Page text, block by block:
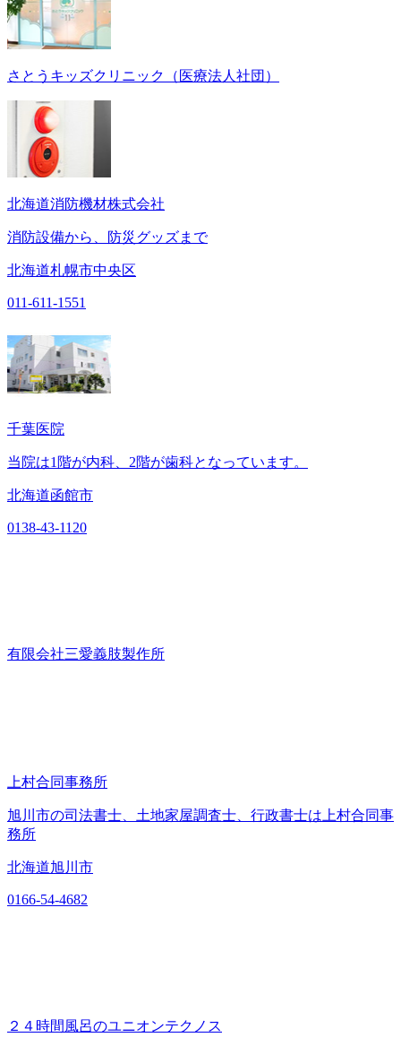
さとうキッズクリニック（医療法人社団）
北海道消防機材株式会社
消防設備から、防災グッズまで
北海道札幌市中央区
011-611-1551
千葉医院
当院は1階が内科、2階が歯科となっています。
北海道函館市
0138-43-1120
有限会社三愛義肢製作所
上村合同事務所
旭川市の司法書士、土地家屋調査士、行政書士は上村合同事
務所
北海道旭川市
0166-54-4682
２４時間風呂のユニオンテクノス